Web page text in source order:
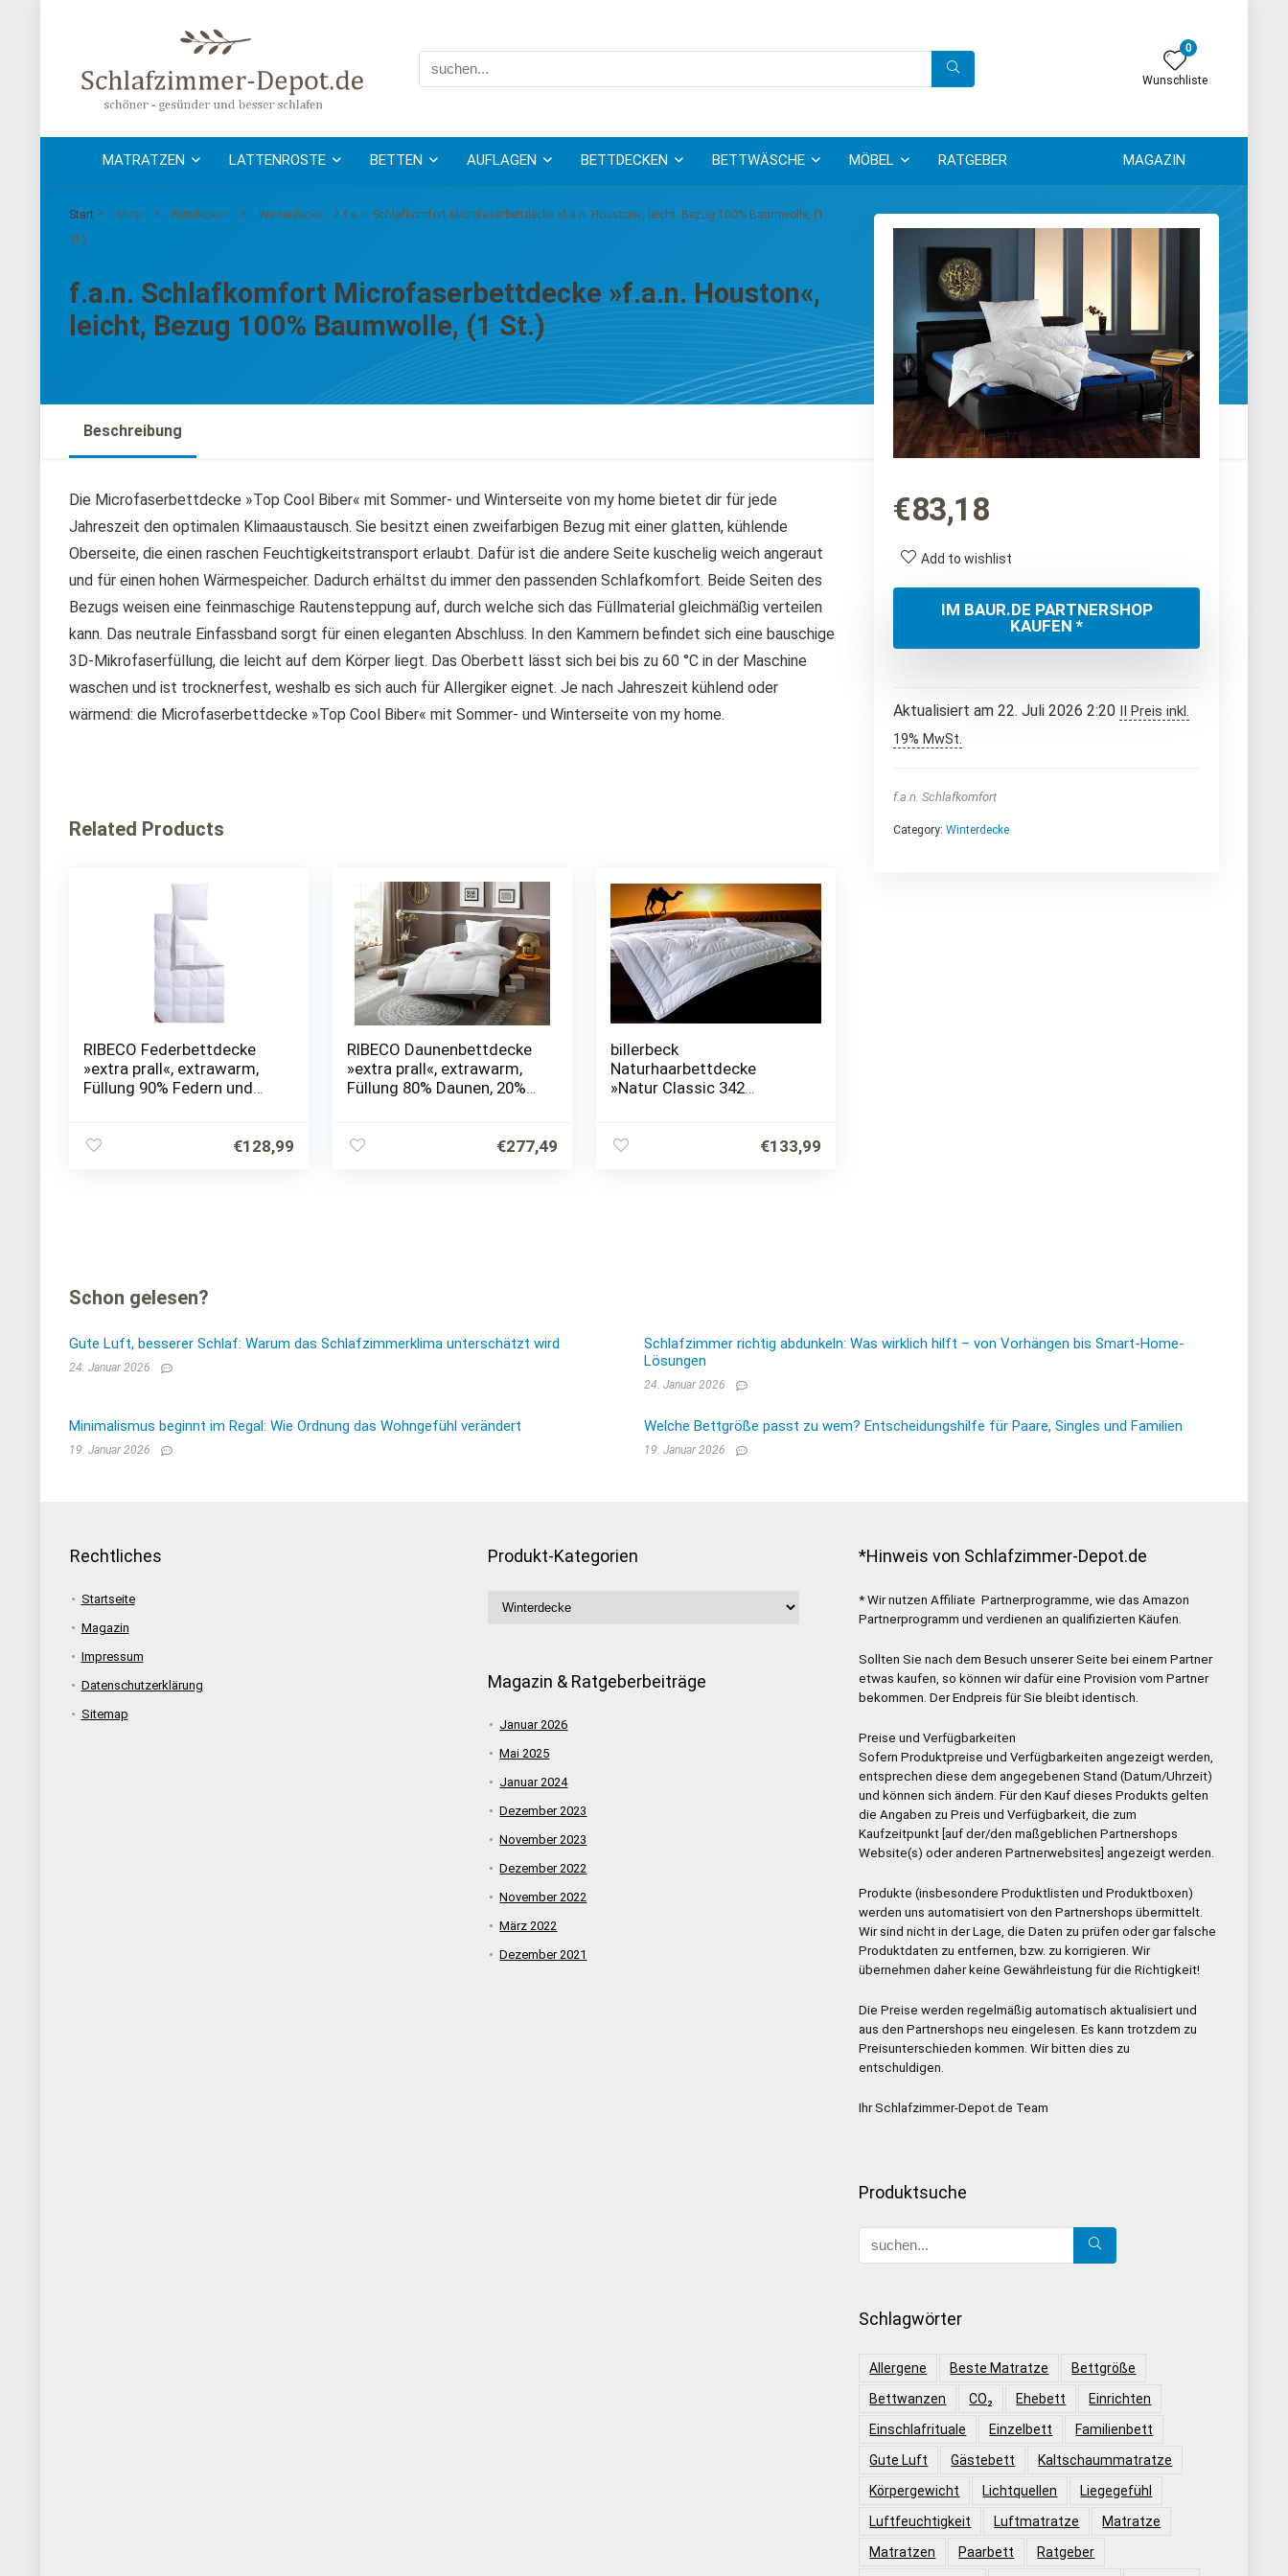
0
Wunschliste
MATRATZEN LATTENROSTE BETTEN AUFLAGEN BETTDECKEN BETTWÄSCHE MÖBEL RATGEBER MAGAZIN
Start Shop Bettdecken Winterdecke
f.a.n. Schlafkomfort Microfaserbettdecke »f.a.n. Houston«, leicht, Bezug 100% Baumwolle, (1
St.)
f.a.n. Schlafkomfort Microfaserbettdecke »f.a.n. Houston«,
leicht, Bezug 100% Baumwolle, (1 St.)
€83,18
Add to wishlist
IM BAUR.DE PARTNERSHOP
KAUFEN *
Aktualisiert am 22. Juli 2026 2:20
II Preis inkl.
19% MwSt.
f.a.n. Schlafkomfort
Category: Winterdecke
Beschreibung
Die Microfaserbettdecke »Top Cool Biber« mit Sommer- und Winterseite von my home bietet dir für jede
Jahreszeit den optimalen Klimaaustausch. Sie besitzt einen zweifarbigen Bezug mit einer glatten, kühlende
Oberseite, die einen raschen Feuchtigkeitstransport erlaubt. Dafür ist die andere Seite kuschelig weich angeraut
und für einen hohen Wärmespeicher. Dadurch erhältst du immer den passenden Schlafkomfort. Beide Seiten des
Bezugs weisen eine feinmaschige Rautensteppung auf, durch welche sich das Füllmaterial gleichmäßig verteilen
kann. Das neutrale Einfassband sorgt für einen eleganten Abschluss. In den Kammern befindet sich eine bauschige
3D-Mikrofaserfüllung, die leicht auf dem Körper liegt. Das Oberbett lässt sich bei bis zu 60 °C in der Maschine
waschen und ist trocknerfest, weshalb es sich auch für Allergiker eignet. Je nach Jahreszeit kühlend oder
wärmend: die Microfaserbettdecke »Top Cool Biber« mit Sommer- und Winterseite von my home.
Related Products
RIBECO Federbettdecke
»extra prall«, extrawarm,
Füllung 90% Federn und
hoher Außensteg für viel…
€128,99
RIBECO Daunenbettdecke
»extra prall«, extrawarm,
Füllung 80% Daunen, 20%
hoher Außensteg für viel
€277,49
billerbeck
Naturhaarbettdecke
»Natur Classic 342
Satin aus reiner
€133,99
Schon gelesen?
Gute Luft, besserer Schlaf: Warum das Schlafzimmerklima unterschätzt wird
24. Januar 2026
Schlafzimmer richtig abdunkeln: Was wirklich hilft – von Vorhängen bis Smart-Home-
Lösungen
24. Januar 2026
Minimalismus beginnt im Regal: Wie Ordnung das Wohngefühl verändert
19. Januar 2026
Welche Bettgröße passt zu wem? Entscheidungshilfe für Paare, Singles und Familien
19. Januar 2026
Rechtliches
Startseite
Magazin
Impressum
Datenschutzerklärung
Sitemap
Produkt-Kategorien
Magazin & Ratgeberbeiträge
Januar 2026
Mai 2025
Januar 2024
Dezember 2023
November 2023
Dezember 2022
November 2022
März 2022
Dezember 2021
*Hinweis von Schlafzimmer-Depot.de
* Wir nutzen Affiliate Partnerprogramme, wie das Amazon
Partnerprogramm und verdienen an qualifizierten Käufen.
Sollten Sie nach dem Besuch unserer Seite bei einem Partner
etwas kaufen, so können wir dafür eine Provision vom Partner
bekommen. Der Endpreis für Sie bleibt identisch.
Preise und Verfügbarkeiten
Sofern Produktpreise und Verfügbarkeiten angezeigt werden,
entsprechen diese dem angegebenen Stand (Datum/Uhrzeit)
und können sich ändern. Für den Kauf dieses Produkts gelten
die Angaben zu Preis und Verfügbarkeit, die zum
Kaufzeitpunkt [auf der/den maßgeblichen Partnershops
Website(s) oder anderen Partnerwebsites] angezeigt werden.
Produkte (insbesondere Produktlisten und Produktboxen)
werden uns automatisiert von den Partnershops übermittelt.
Wir sind nicht in der Lage, die Daten zu prüfen oder gar falsche
Produktdaten zu entfernen, bzw. zu korrigieren. Wir
übernehmen daher keine Gewährleistung für die Richtigkeit!
Die Preise werden regelmäßig automatisch aktualisiert und
aus den Partnershops neu eingelesen. Es kann trotzdem zu
Preisunterschieden kommen. Wir bitten dies zu
entschuldigen.
Ihr Schlafzimmer-Depot.de Team
Produktsuche
Schlagwörter
Allergene Beste Matratze
Bettgröße
Bettwanzen
CO₂ Ehebett
Einrichten
Einschlafrituale
Einzelbett
Familienbett
Gute Luft
Gästebett
Kaltschaummatratze
Körpergewicht
Lichtquellen
Liegegefühl
Luftfeuchtigkeit
Luftmatratze
Matratze
Matratzen
Paarbett
Ratgeber